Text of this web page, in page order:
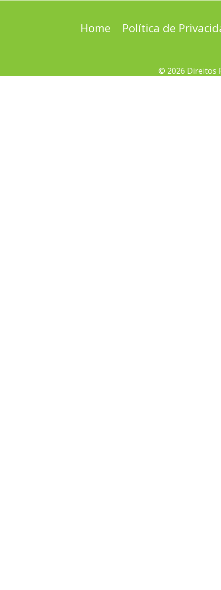
Home Política de
© 2026 Direitos